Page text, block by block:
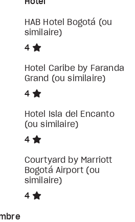
Hôtel
HAB Hotel Bogotá (ou
similaire)
4
Hotel Caribe by Faranda
Grand (ou similaire)
4
Hotel Isla del Encanto
(ou similaire)
4
Courtyard by Marriott
Bogotá Airport (ou
similaire)
4